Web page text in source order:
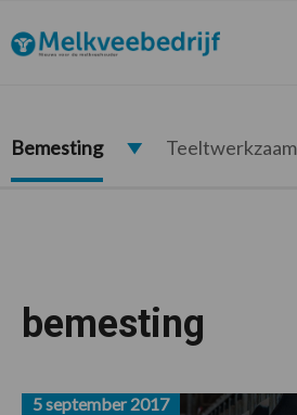
de
hoofdnavigatie
de
hoofd
de
voettekst
Melkveebedrijf.nl
Bemesting
bemesting
5 september 2017